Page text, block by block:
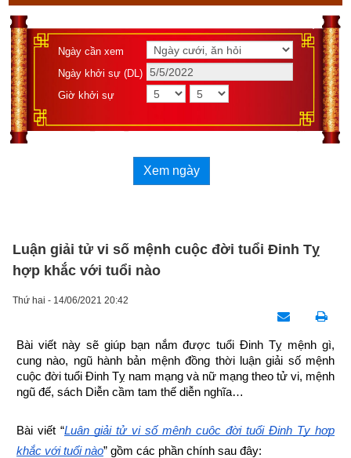
Ngày cần xem
Ngày khởi sự (DL)
Giờ khởi sự
Xem ngày
Luận giải tử vi số mệnh cuộc đời tuổi Đinh Tỵ
hợp khắc với tuổi nào
Thứ hai - 14/06/2021 20:42
Bài viết này sẽ giúp bạn nắm được tuổi Đinh Tỵ mệnh gì,
cung nào, ngũ hành bản mệnh đồng thời luận giải số mệnh
cuộc đời tuổi Đinh Tỵ nam mạng và nữ mạng theo tử vi, mệnh
ngũ đế, sách Diễn cầm tam thế diễn nghĩa…
Bài viết “Luận giải tử vi số mệnh cuộc đời tuổi Đinh Tỵ hợp
khắc với tuổi nào” gồm các phần chính sau đây: